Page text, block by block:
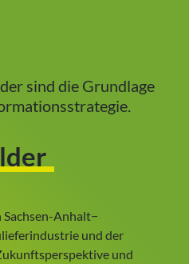
sind die Grundlage
Anhalt−
und der
und